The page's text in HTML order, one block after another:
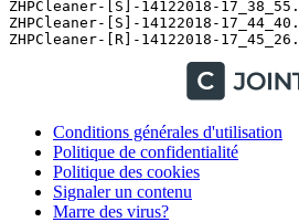
Conditions générales d'utilisation
Politique de confidentialité
Politique des cookies
Signaler un contenu
Marre des virus?